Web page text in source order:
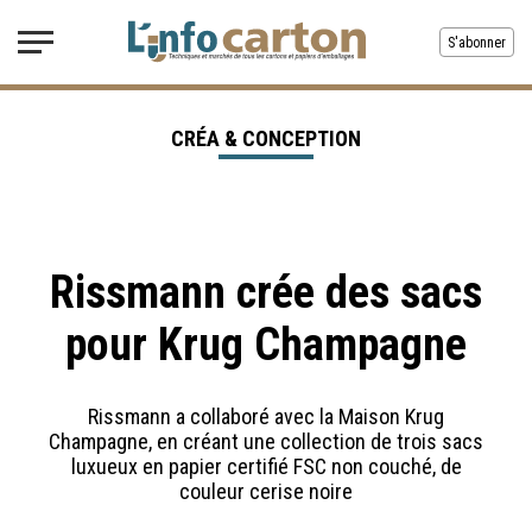
S'abonner
Rissmann crée des sacs
pour Krug Champagne
Rissmann a collaboré avec la Maison Krug
Champagne, en créant une collection de trois sacs
luxueux en papier certifié FSC non couché, de
couleur cerise noire
CRÉA & CONCEPTION